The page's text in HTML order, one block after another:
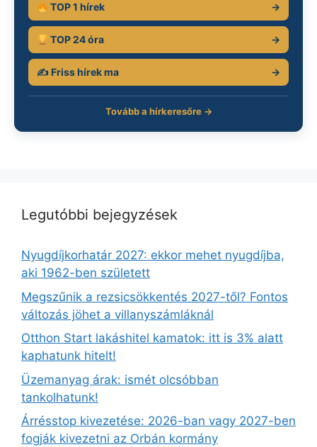
TOP 1 hírek →
TOP 24 óra →
✍️ Friss hírek ma →
Tovább a hírkeresőre →
Legutóbbi bejegyzések
Nyugdíjkorhatár 2027: ekkor mehet nyugdíjba,
aki 1962-ben született
Megszűnik a rezsicsökkentés 2027-től? Fontos
változás jöhet a villanyszámláknál
Otthon Start lakáshitel kamatok: itt is 3% alatt
kaphatunk hitelt!
Üzemanyag árak: ismét olcsóbban
tankolhatunk!
Árrésstop kivezetése: 2026-ban vagy 2027-ben
fogják kivezetni az Orbán kormány